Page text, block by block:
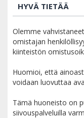
HYVÄ TIETÄÄ
Olemme
omistajan
kiinteistön
Huomioi, että
voidaan luovuttaa
Tämä huoneisto on
siivouspalveluilla